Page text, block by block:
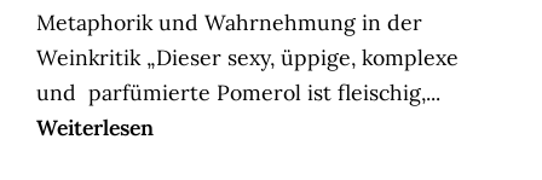
Metaphorik und Wahrnehmung in der
Weinkritik „Dieser sexy, üppige, komplexe
und parfümierte Pomerol ist fleischig,...
Weiterlesen